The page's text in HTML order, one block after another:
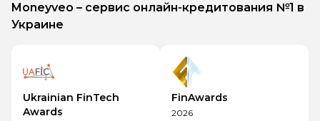
Moneyveo – сервис онлайн-кредитования №1 в
Украине
Ukrainian FinTech
Awards
FinAwards
2026